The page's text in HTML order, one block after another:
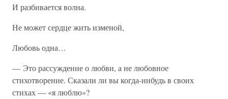
И разбивается волна.
Не может сердце жить изменой,
Любовь одна…
— Это рассуждение о любви, а не любовное
стихотворение. Сказали ли вы когда-нибудь в своих
стихах — «я люблю»?